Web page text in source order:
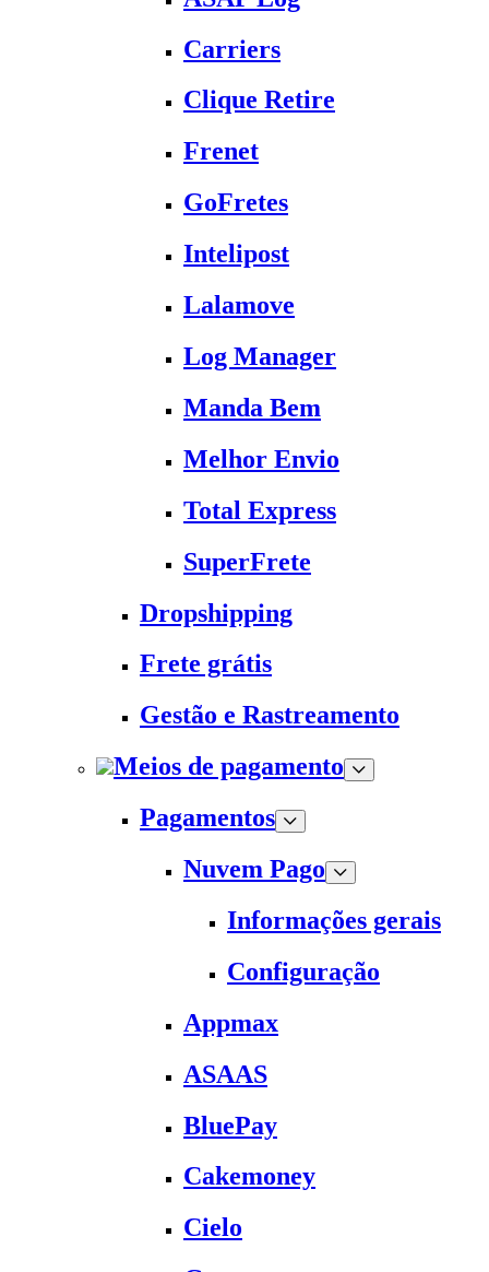
Carriers
Clique Retire
Frenet
GoFretes
Intelipost
Lalamove
Log Manager
Manda Bem
Melhor Envio
Total Express
SuperFrete
Dropshipping
Frete grátis
Gestão e Rastreamento
Meios de pagamento
Pagamentos
Nuvem Pago
Informações gerais
Configuração
Appmax
ASAAS
BluePay
Cakemoney
Cielo